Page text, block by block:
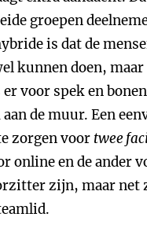
groepen
is dat de
kunnen doen,
voor spek en
de muur. Een
zorgen voor twee
online en de ander
zijn, maar net